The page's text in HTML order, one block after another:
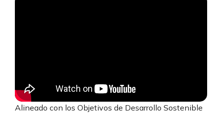
Alineado con los Objetivos de Desarrollo Sostenible